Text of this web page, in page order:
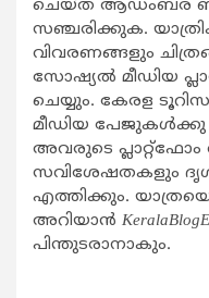
ചെയ്ത ആഡംബര
സഞ്ചരിക്കുക.
വിവരണങ്ങളും
സോഷ്യല്‍ മീഡിയ
ചെയ്യും. കേരള
മീഡിയ പേജുകള്‍ക്കു
അവരുടെ പ്ലാറ്റ്ഫോം
സവിശേഷതകളും
എത്തിക്കും.
അറിയാന്‍
പിന്തുടരാനാകും.